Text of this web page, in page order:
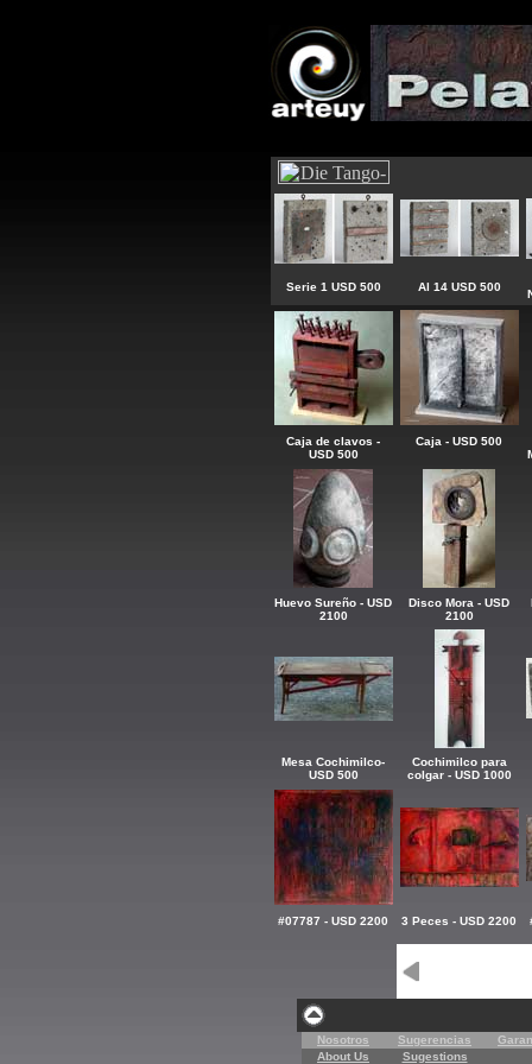
Serie 1 USD 500 Al 14 USD 500
Caja de clavos -
USD 500
Caja - USD 500
Huevo Sureño - USD
2100
Disco Mora - USD
2100
Mesa Cochimilco-
USD 500
Cochimilco para
colgar - USD 1000
#07787 - USD 2200 3 Peces - USD 2200
Nosotros Sugerencias
About Us
Sugestions